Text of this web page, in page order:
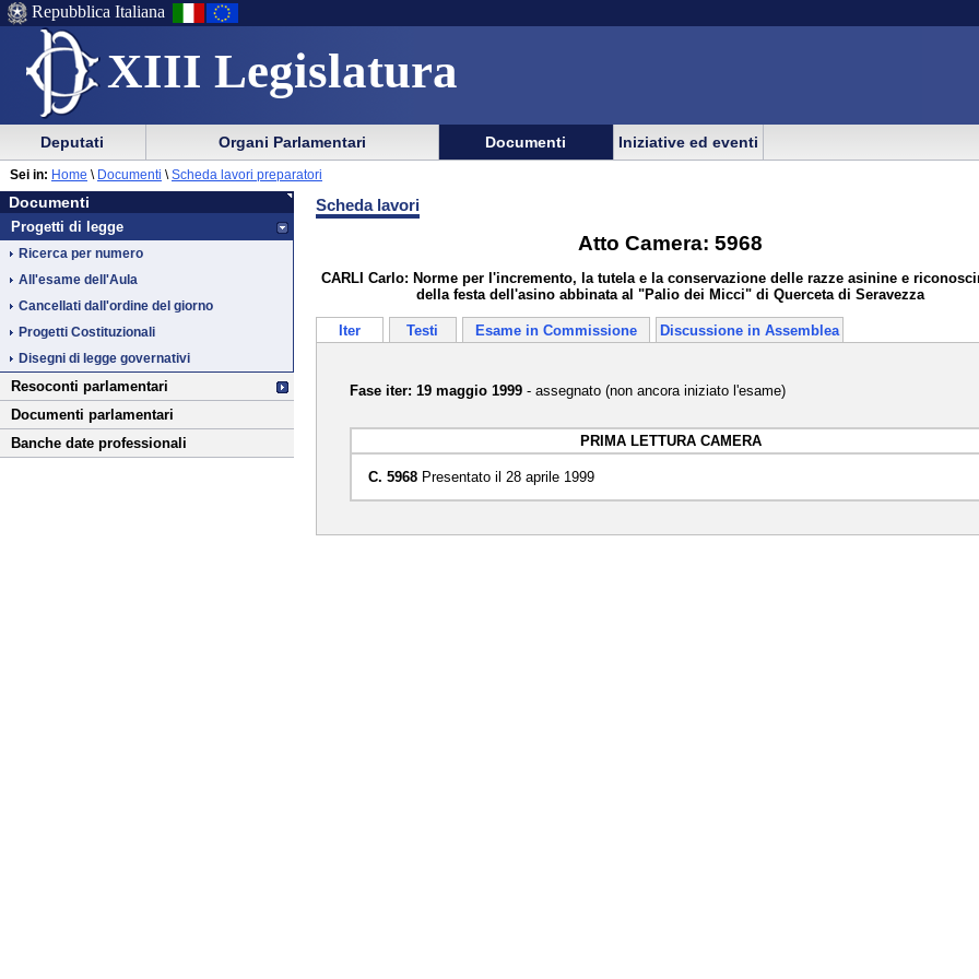
XIII Legislatura
Menu
di
ausilio
alla
navigazione
Menu
di
navigazione
principale
Repubblica Italiana
Menu
di
navigazione
principale
menu
di
sezione
Deputati Organi Parlamentari Documenti Iniziative ed eventi
Documenti
Vai
al
contenuto
Documenti
Progetti di legge
Ricerca per numero
All'esame dell'Aula
Cancellati dall'ordine del giorno
Progetti Costituzionali
Disegni di legge governativi
Resoconti parlamentari
Documenti parlamentari
Banche date professionali
Sei in: Home \ Documenti \ Scheda lavori preparatori
Scheda lavori
Atto Camera: 5968
CARLI Carlo: Norme per l'incremento, la tutela e la conservazione delle razze asinine e
della festa dell'asino abbinata al "Palio dei Micci" di Querceta di Seravezza
Iter Testi Esame in Commissione Discussione in Assemblea
Fase iter: 19 maggio 1999- assegnato (non ancora iniziato l'esame)
PRIMA LETTURA CAMERA
C. 5968Presentato il 28 aprile 1999